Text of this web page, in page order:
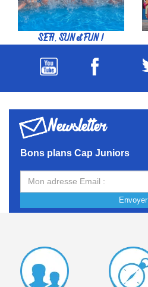
SEA, SUN et FUN !
Newsletter
Bons plans Cap Juniors
Envoyer